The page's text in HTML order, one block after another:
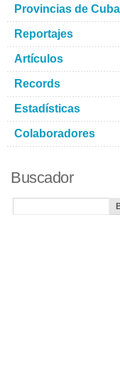
Provincias de Cuba
Reportajes
Artículos
Records
Estadísticas
Colaboradores
Buscador